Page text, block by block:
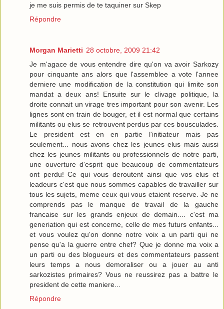
je me suis permis de te taquiner sur Skep
Répondre
Morgan Marietti 28 octobre, 2009 21:42
Je m'agace de vous entendre dire qu'on va avoir Sarkozy
pour cinquante ans alors que l'assemblee a vote l'annee
derniere une modification de la constitution qui limite son
mandat a deux ans! Ensuite sur le clivage politique, la
droite connait un virage tres important pour son avenir. Les
lignes sont en train de bouger, et il est normal que certains
militants ou elus se retrouvent perdus par ces bousculades.
Le president est en en partie l'initiateur mais pas
seulement... nous avons chez les jeunes elus mais aussi
chez les jeunes militants ou professionnels de notre parti,
une ouverture d'esprit que beaucoup de commentateurs
ont perdu! Ce qui vous deroutent ainsi que vos elus et
leadeurs c'est que nous sommes capables de travailler sur
tous les sujets, meme ceux qui vous etaient reserve. Je ne
comprends pas le manque de travail de la gauche
francaise sur les grands enjeux de demain.... c'est ma
generiation qui est concerne, celle de mes futurs enfants...
et vous voulez qu'on donne notre voix a un parti qui ne
pense qu'a la guerre entre chef? Que je donne ma voix a
un parti ou des blogueurs et des commentateurs passent
leurs temps a nous demoraliser ou a jouer au anti
sarkozistes primaires? Vous ne reussirez pas a battre le
president de cette maniere...
Répondre